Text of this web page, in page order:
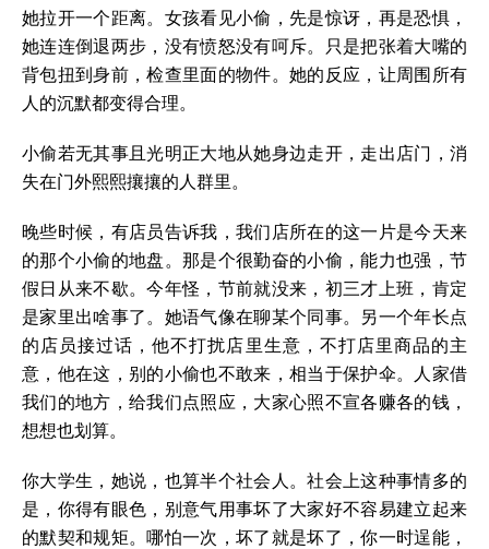
她拉开一个距离。女孩看见小偷，先是惊讶，再是恐惧，
她连连倒退两步，没有愤怒没有呵斥。只是把张着大嘴的
背包扭到身前，检查里面的物件。她的反应，让周围所有
人的沉默都变得合理。
小偷若无其事且光明正大地从她身边走开，走出店门，消
失在门外熙熙攘攘的人群里。
晚些时候，有店员告诉我，我们店所在的这一片是今天来
的那个小偷的地盘。那是个很勤奋的小偷，能力也强，节
假日从来不歇。今年怪，节前就没来，初三才上班，肯定
是家里出啥事了。她语气像在聊某个同事。另一个年长点
的店员接过话，他不打扰店里生意，不打店里商品的主
意，他在这，别的小偷也不敢来，相当于保护伞。人家借
我们的地方，给我们点照应，大家心照不宣各赚各的钱，
想想也划算。
你大学生，她说，也算半个社会人。社会上这种事情多的
是，你得有眼色，别意气用事坏了大家好不容易建立起来
的默契和规矩。哪怕一次，坏了就是坏了，你一时逞能，